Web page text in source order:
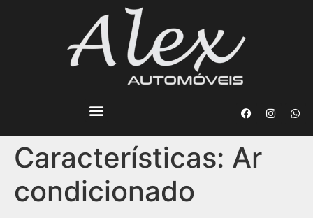
Características: Ar
condicionado